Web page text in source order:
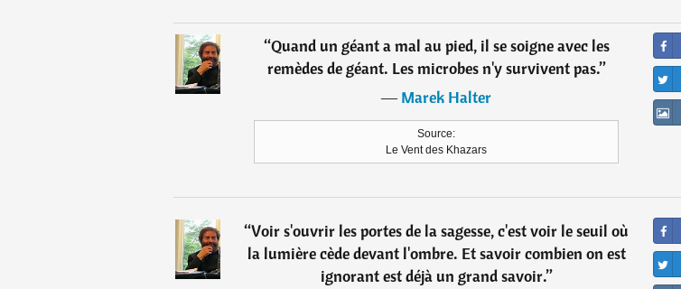
“Quand un géant a mal au pied, il se soigne avec les
remèdes de géant. Les microbes n'y survivent pas.”
―Marek Halter
Source:
Le Vent des Khazars
“Voir s'ouvrir les portes de la sagesse, c'est voir le seuil où
la lumière cède devant l'ombre. Et savoir combien on est
ignorant est déjà un grand savoir.”